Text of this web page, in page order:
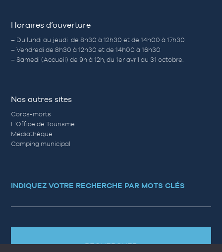
Horaires d’ouverture
– Du lundi au jeudi de 8h30 à 12h30 et de 14h00 à 17h30
– Vendredi de 8h30 à 12h30 et de 14h00 à 16h30
– Samedi (Accueil) de 9h à 12h, du 1er avril au 31 octobre.
Nos autres sites
Corps-morts
L’Office de Tourisme
Médiathèque
Camping municipal
INDIQUEZ VOTRE RECHERCHE PAR MOTS CLÉS
RECHERCHER